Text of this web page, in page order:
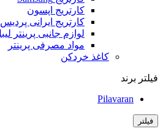
کارتریج اپسون
کارتریج ایرانی پردیس
لوازم جانبی پرینتر
مواد مصرفی پرینتر
کاغذ خردکن
فیلتر برند
Pilavaran
فیلتر